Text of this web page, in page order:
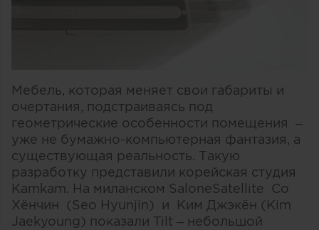
Мебель, которая меняет свои габариты и
очертания, подстраиваясь под
геометрические особенности помещения –
уже не бумажно-компьютерная фантазия, а
существующая реальность. Такую
разработку представили корейская студия
Kamkam. На миланском SaloneSatellite Со
Хёнчин (Seo Hyunjin) и Ким Джэкён (Kim
Jaekyoung) показали Tilt – небольшой